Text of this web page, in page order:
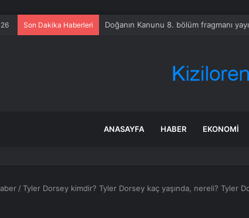
Son Dakika Haberleri CHP Kurultayı soruşturmasında dikkat
ANASAYFA HABER EKONOMI
/Tyler Dorsey kimdir? Tyler Dorsey kaç yaşında, nereli? Tyler